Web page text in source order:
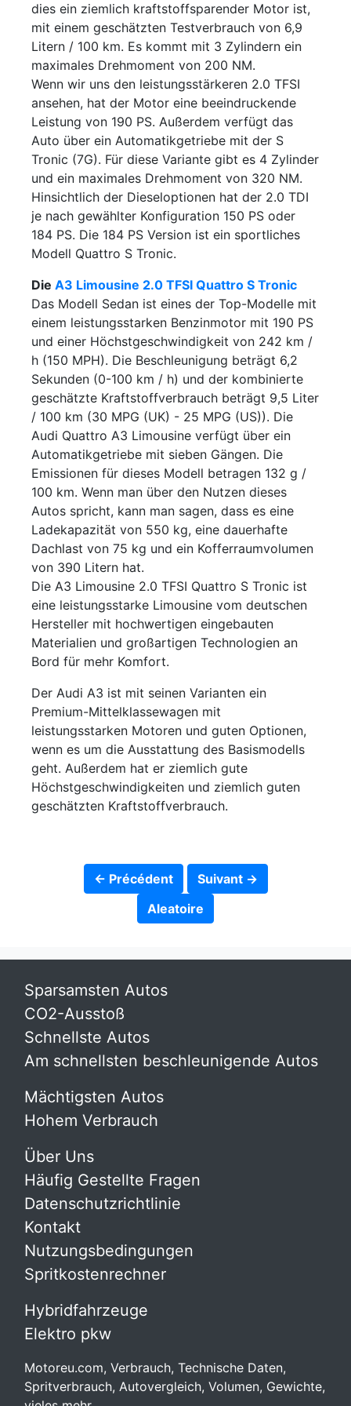
dies ein ziemlich kraftstoffsparender Motor ist,
mit einem geschätzten Testverbrauch von 6,9
Litern / 100 km. Es kommt mit 3 Zylindern ein
maximales Drehmoment von 200 NM.
Wenn wir uns den leistungsstärkeren 2.0 TFSI
ansehen, hat der Motor eine beeindruckende
Leistung von 190 PS. Außerdem verfügt das
Auto über ein Automatikgetriebe mit der S
Tronic (7G). Für diese Variante gibt es 4 Zylinder
und ein maximales Drehmoment von 320 NM.
Hinsichtlich der Dieseloptionen hat der 2.0 TDI
je nach gewählter Konfiguration 150 PS oder
184 PS. Die 184 PS Version ist ein sportliches
Modell Quattro S Tronic.
Die A3 Limousine 2.0 TFSI Quattro S Tronic
Das Modell Sedan ist eines der Top-Modelle mit
einem leistungsstarken Benzinmotor mit 190 PS
und einer Höchstgeschwindigkeit von 242 km /
h (150 MPH). Die Beschleunigung beträgt 6,2
Sekunden (0-100 km / h) und der kombinierte
geschätzte Kraftstoffverbrauch beträgt 9,5 Liter
/ 100 km (30 MPG (UK) - 25 MPG (US)). Die
Audi Quattro A3 Limousine verfügt über ein
Automatikgetriebe mit sieben Gängen. Die
Emissionen für dieses Modell betragen 132 g /
100 km. Wenn man über den Nutzen dieses
Autos spricht, kann man sagen, dass es eine
Ladekapazität von 550 kg, eine dauerhafte
Dachlast von 75 kg und ein Kofferraumvolumen
von 390 Litern hat.
Die A3 Limousine 2.0 TFSI Quattro S Tronic ist
eine leistungsstarke Limousine vom deutschen
Hersteller mit hochwertigen eingebauten
Materialien und großartigen Technologien an
Bord für mehr Komfort.
Der Audi A3 ist mit seinen Varianten ein
Premium-Mittelklassewagen mit
leistungsstarken Motoren und guten Optionen,
wenn es um die Ausstattung des Basismodells
geht. Außerdem hat er ziemlich gute
Höchstgeschwindigkeiten und ziemlich guten
geschätzten Kraftstoffverbrauch.
← Précédent
Suivant →
Aleatoire
Sparsamsten Autos
CO2-Ausstoß
Schnellste Autos
Am schnellsten beschleunigende Autos
Mächtigsten Autos
Hohem Verbrauch
Über Uns
Häufig Gestellte Fragen
Datenschutzrichtlinie
Kontakt
Nutzungsbedingungen
Spritkostenrechner
Hybridfahrzeuge
Elektro pkw
Motoreu.com, Verbrauch, Technische Daten,
Spritverbrauch, Autovergleich, Volumen, Gewichte,